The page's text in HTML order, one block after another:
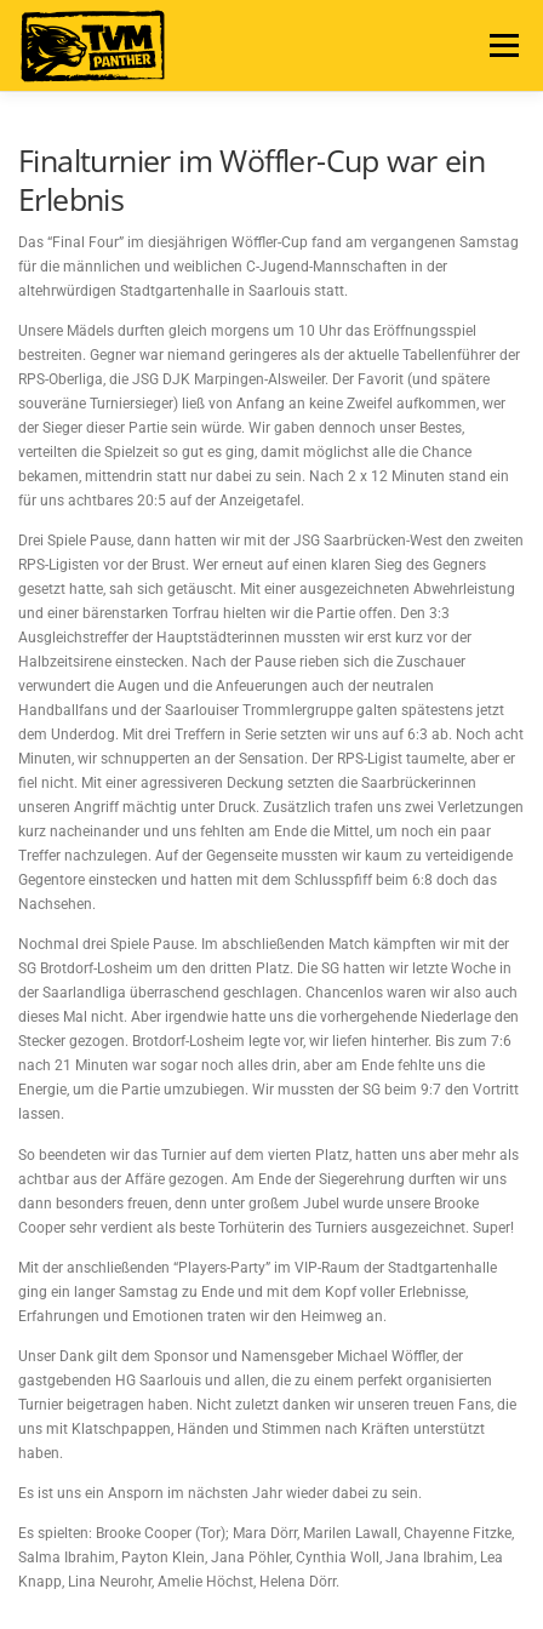
Zum
Inhalt
springen
Menü
Finalturnier im Wöffler-Cup war ein
Erlebnis
Das “Final Four” im diesjährigen Wöffler-Cup fand am vergangenen Samstag
für die männlichen und weiblichen C-Jugend-Mannschaften in der
altehrwürdigen Stadtgartenhalle in Saarlouis statt.
Unsere Mädels durften gleich morgens um 10 Uhr das Eröffnungsspiel
bestreiten. Gegner war niemand geringeres als der aktuelle Tabellenführer der
RPS-Oberliga, die JSG DJK Marpingen-Alsweiler. Der Favorit (und spätere
souveräne Turniersieger) ließ von Anfang an keine Zweifel aufkommen, wer
der Sieger dieser Partie sein würde. Wir gaben dennoch unser Bestes,
verteilten die Spielzeit so gut es ging, damit möglichst alle die Chance
bekamen, mittendrin statt nur dabei zu sein. Nach 2 x 12 Minuten stand ein
für uns achtbares 20:5 auf der Anzeigetafel.
Drei Spiele Pause, dann hatten wir mit der JSG Saarbrücken-West den zweiten
RPS-Ligisten vor der Brust. Wer erneut auf einen klaren Sieg des Gegners
gesetzt hatte, sah sich getäuscht. Mit einer ausgezeichneten Abwehrleistung
und einer bärenstarken Torfrau hielten wir die Partie offen. Den 3:3
Ausgleichstreffer der Hauptstädterinnen mussten wir erst kurz vor der
Halbzeitsirene einstecken. Nach der Pause rieben sich die Zuschauer
verwundert die Augen und die Anfeuerungen auch der neutralen
Handballfans und der Saarlouiser Trommlergruppe galten spätestens jetzt
dem Underdog. Mit drei Treffern in Serie setzten wir uns auf 6:3 ab. Noch acht
Minuten, wir schnupperten an der Sensation. Der RPS-Ligist taumelte, aber er
fiel nicht. Mit einer agressiveren Deckung setzten die Saarbrückerinnen
unseren Angriff mächtig unter Druck. Zusätzlich trafen uns zwei Verletzungen
kurz nacheinander und uns fehlten am Ende die Mittel, um noch ein paar
Treffer nachzulegen. Auf der Gegenseite mussten wir kaum zu verteidigende
Gegentore einstecken und hatten mit dem Schlusspfiff beim 6:8 doch das
Nachsehen.
Nochmal drei Spiele Pause. Im abschließenden Match kämpften wir mit der
SG Brotdorf-Losheim um den dritten Platz. Die SG hatten wir letzte Woche in
der Saarlandliga überraschend geschlagen. Chancenlos waren wir also auch
dieses Mal nicht. Aber irgendwie hatte uns die vorhergehende Niederlage den
Stecker gezogen. Brotdorf-Losheim legte vor, wir liefen hinterher. Bis zum 7:6
nach 21 Minuten war sogar noch alles drin, aber am Ende fehlte uns die
Energie, um die Partie umzubiegen. Wir mussten der SG beim 9:7 den Vortritt
lassen.
So beendeten wir das Turnier auf dem vierten Platz, hatten uns aber mehr als
achtbar aus der Affäre gezogen. Am Ende der Siegerehrung durften wir uns
dann besonders freuen, denn unter großem Jubel wurde unsere Brooke
Cooper sehr verdient als beste Torhüterin des Turniers ausgezeichnet. Super!
Mit der anschließenden “Players-Party” im VIP-Raum der Stadtgartenhalle
ging ein langer Samstag zu Ende und mit dem Kopf voller Erlebnisse,
Erfahrungen und Emotionen traten wir den Heimweg an.
Unser Dank gilt dem Sponsor und Namensgeber Michael Wöffler, der
gastgebenden HG Saarlouis und allen, die zu einem perfekt organisierten
Turnier beigetragen haben. Nicht zuletzt danken wir unseren treuen Fans, die
uns mit Klatschpappen, Händen und Stimmen nach Kräften unterstützt
haben.
Es ist uns ein Ansporn im nächsten Jahr wieder dabei zu sein.
Es spielten: Brooke Cooper (Tor); Mara Dörr, Marilen Lawall, Chayenne Fitzke,
Salma Ibrahim, Payton Klein, Jana Pöhler, Cynthia Woll, Jana Ibrahim, Lea
Knapp, Lina Neurohr, Amelie Höchst, Helena Dörr.